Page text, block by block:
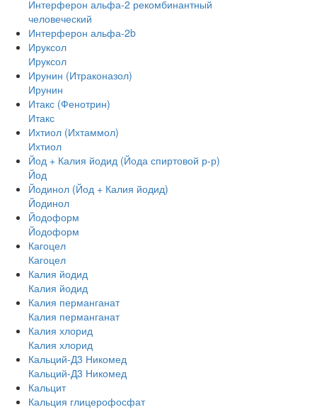
Интерферон альфа-2 рекомбинантный
человеческий
Интерферон альфа-2b
Ируксол
Ируксол
Ирунин (Итраконазол)
Ирунин
Итакс (Фенотрин)
Итакс
Ихтиол (Ихтаммол)
Ихтиол
Йод + Калия йодид (Йода спиртовой р-р)
Йод
Йодинол (Йод + Калия йодид)
Йодинол
Йодоформ
Йодоформ
Кагоцел
Кагоцел
Калия йодид
Калия йодид
Калия перманганат
Калия перманганат
Калия хлорид
Калия хлорид
Кальций-Д3 Никомед
Кальций-Д3 Никомед
Кальцит
Кальция глицерофосфат